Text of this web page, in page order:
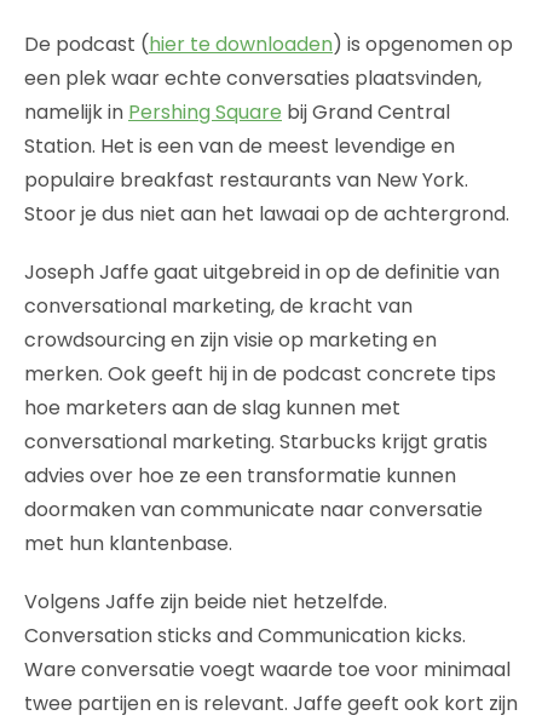
De podcast (hier te downloaden) is opgenomen op
een plek waar echte conversaties plaatsvinden,
namelijk in Pershing Square bij Grand Central
Station. Het is een van de meest levendige en
populaire breakfast restaurants van New York.
Stoor je dus niet aan het lawaai op de achtergrond.
Joseph Jaffe gaat uitgebreid in op de definitie van
conversational marketing, de kracht van
crowdsourcing en zijn visie op marketing en
merken. Ook geeft hij in de podcast concrete tips
hoe marketers aan de slag kunnen met
conversational marketing. Starbucks krijgt gratis
advies over hoe ze een transformatie kunnen
doormaken van communicate naar conversatie
met hun klantenbase.
Volgens Jaffe zijn beide niet hetzelfde.
Conversation sticks and Communication kicks.
Ware conversatie voegt waarde toe voor minimaal
twee partijen en is relevant. Jaffe geeft ook kort zijn